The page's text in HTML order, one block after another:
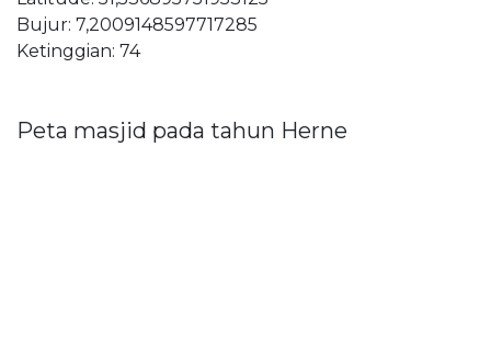
Bujur: 7,2009148597717285
Ketinggian: 74
Peta masjid pada tahun Herne